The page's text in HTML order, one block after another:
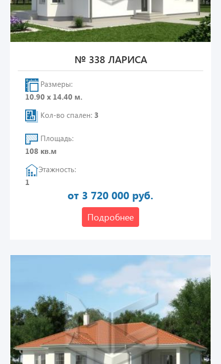
№ 338 ЛАРИСА
Размеры:
10.90 х 14.40 м.
Кол-во спален: 3
Площадь:
108 кв.м
Этажность:
1
от 3 720 000 руб.
Подробнее